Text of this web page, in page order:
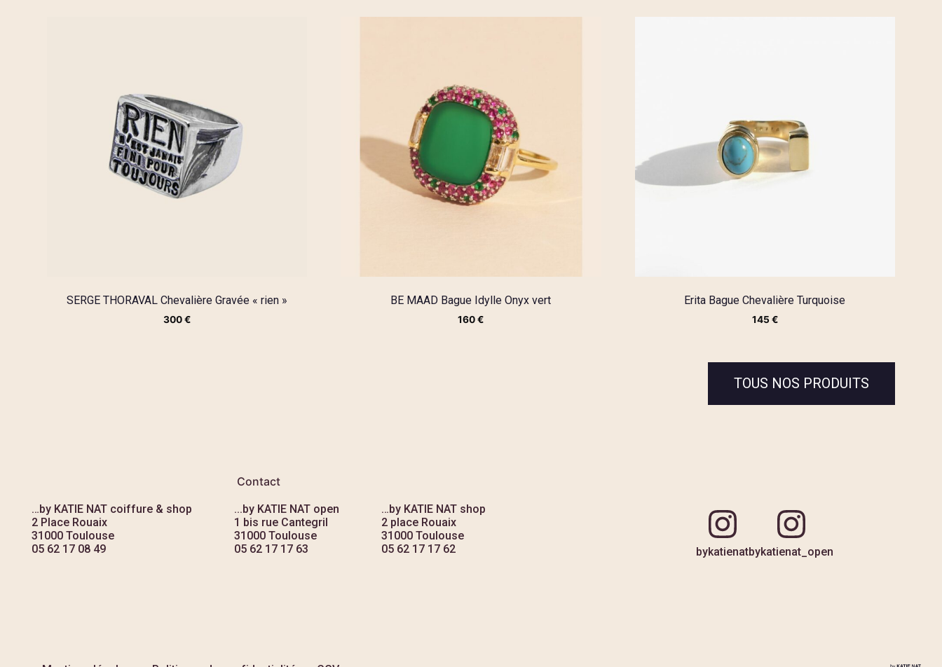
SERGE THORAVAL Chevalière Gravée « rien »
300€
BE MAAD Bague Idylle Onyx vert
160€
Erita Bague Chevalière Turquoise
145€
TOUS NOS PRODUITS
Contact
…by KATIE NAT coiffure & shop
2 Place Rouaix
31000 Toulouse
05 62 17 08 49
...by KATIE NAT open
1 bis rue Cantegril
31000 Toulouse
05 62 17 17 63
…by KATIE NAT shop
2 place Rouaix
31000 Toulouse
05 62 17 17 62
bykatienatbykatienat_open